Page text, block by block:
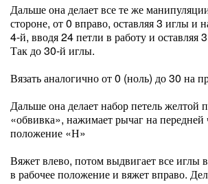
Дальше она делает все те же
стороне, от 0 вправо, оставляя 3 иглы и
4-й, вводя 24 петли в работу и оставляя
Так до 30-й иглы.
Вязать аналогично от 0 (ноль) до 30 на
Дальше она делает набор петель желтой
«обвивка», нажимает рычаг на передней
положение «Н»
Вяжет влево, потом выдвигает все иглы
в рабочее положение и вяжет вправо.